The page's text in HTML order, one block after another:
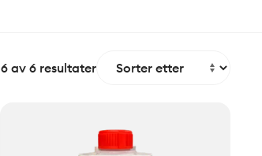
6 av 6 resultater